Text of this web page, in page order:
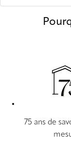
75 ans de